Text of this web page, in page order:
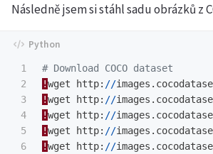
Následně jsem si stáhl sadu obrázků z
1
2
3
4
5
6
!wget http: //images .
!wget http: //images .
!wget http: //images .
!wget http: //images .
!wget http: //images .